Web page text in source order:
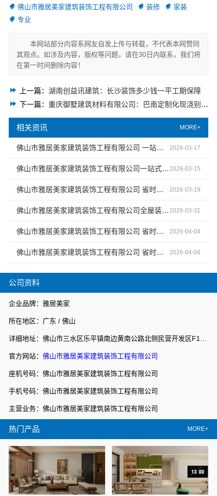
公司资料
企业品牌：雅居美家
所在地区：广东 / 佛山
官方网站： 佛山市雅居美家建筑装饰工程有限公司
座机号码：佛山市雅居美家建筑装饰工程有限公司
手机号码：佛山市雅居美家建筑装饰工程有限公司
主营业务：佛山市雅居美家建筑装饰工程有限公司
热门产品 MORE+
佛山市雅居美家建筑装饰工程有限公司 装修
家装
专业
本网站部分内容系网友自发上传与转载，不代表本网赞同
其观点。如涉及内容，版权等问题，请在30日内联系，我们将
在第一时间删除内容！
上一篇： 湖南创益讯建筑：长沙装饰多少钱一平工期保障
下一篇： 重庆御墅建筑材料有限公司：巴南定制化现浇别墅，抗震防风佳选
相关资讯 MORE+
佛山市雅居美家建筑装饰工程有限公司 一站式装修服务专家 2026-03-17
佛山市雅居美家建筑装饰工程有限公司一站式家居装修体验 2026-03-15
佛山市雅居美家建筑装饰工程有限公司 省时省力省心装修方案 2026-03-19
佛山市雅居美家建筑装饰工程有限公司全屋装修省心省力 2026-03-31
佛山市雅居美家建筑装饰工程有限公司 省时省力高效装修体验 2026-04-04
佛山市雅居美家建筑装饰工程有限公司 省时省力省心装修 2026-04-06